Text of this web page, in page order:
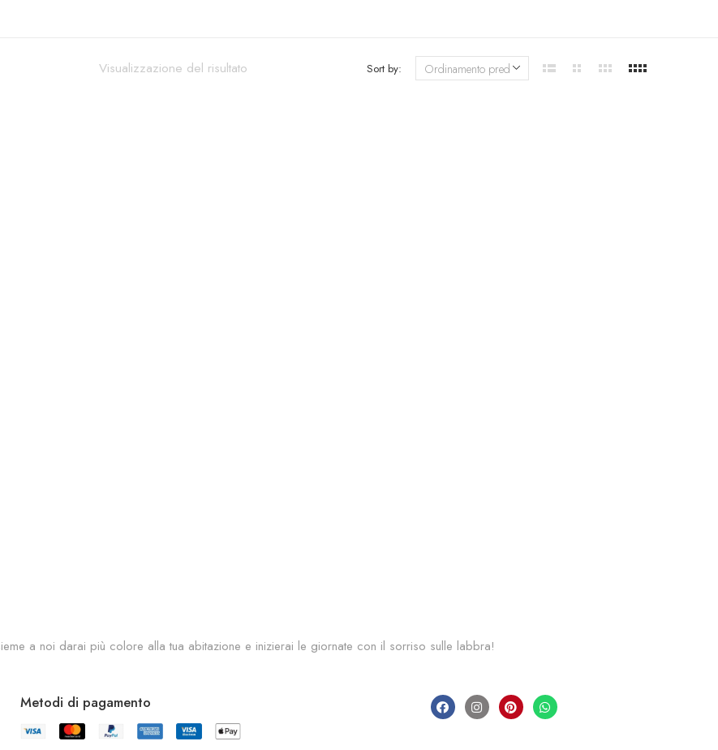
Visualizzazione del risultato Sort by:
a noi darai più colore alla tua abitazione e inizierai le giornate con il sorriso sulle labbra!
Metodi di pagamento